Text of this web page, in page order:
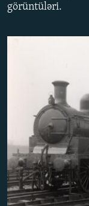
İNFOQRAFIKA
AZƏRBAYCAN
MISSIYAMIZ
BIZIMLƏ ƏLAQƏ
XƏBƏR
görüntüləri.